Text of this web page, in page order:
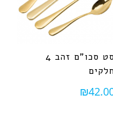
סט סכו"ם זהב 4
חלקים
₪